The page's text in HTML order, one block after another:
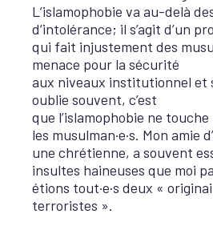
L’islamophobie va au-delà
d’intolérance; il s’agit d’un
qui fait injustement des
menace pour la sécurité
aux niveaux institutionnel et
oublie souvent, c’est
que l’islamophobie ne
les musulman·e·s. Mon amie
une chrétienne, a souvent
insultes haineuses que moi
étions tout·e·s deux «
terroristes ».